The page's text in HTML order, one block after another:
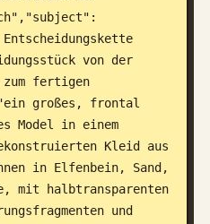
von der
fertigen
großes, frontal
Model in einem
Kleid aus
in Elfenbein, Sand,
mit halbtransparenten
und